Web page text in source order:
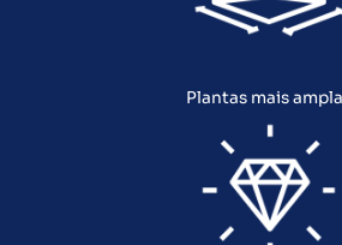
Plantas mais